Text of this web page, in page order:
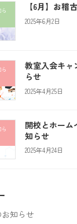
【6月】お稽
2025年6月2日
教室入会キャ
らせ
2025年4月25日
開校とホーム
知らせ
2025年4月24日
知らせ